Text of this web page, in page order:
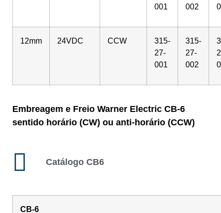
001
002
12mm 24VDC CCW
315-
27-
001
315-
27-
002
Embreagem e Freio Warner Electric CB-6
sentido horário (CW) ou anti-horário (CCW)
Catálogo CB6
CB-6